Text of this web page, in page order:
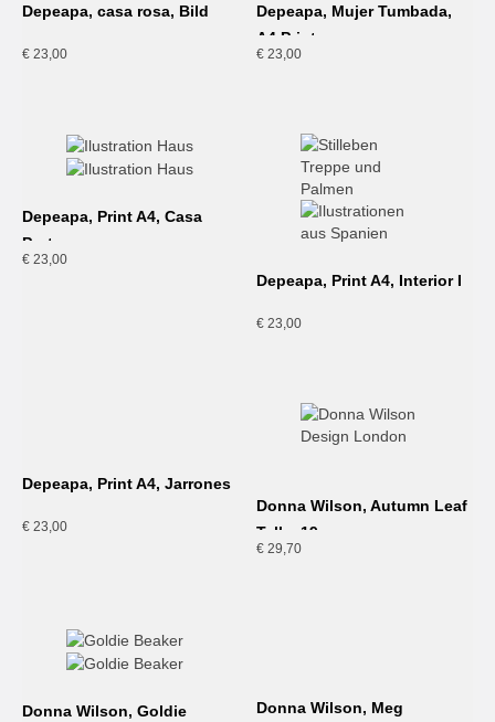
Depeapa, casa rosa, Bild
€ 23,00
Depeapa, Mujer Tumbada,
A4 Print
€ 23,00
Depeapa, Print A4, Casa
Portuguesa
€ 23,00
Depeapa, Print A4, Interior I
€ 23,00
Depeapa, Print A4, Jarrones
€ 23,00
Donna Wilson, Autumn Leaf
Teller,19cm
€ 29,70
Donna Wilson, Goldie
Donna Wilson, Meg